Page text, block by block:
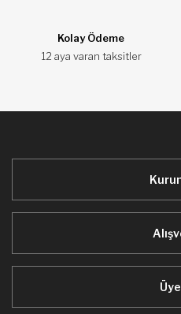
Kolay Ödeme
12 aya varan taksitler